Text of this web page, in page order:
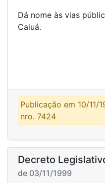
Dá nome às vias
Publicação em 10/11/
nro. 7424
Decreto
de 03/11/1999